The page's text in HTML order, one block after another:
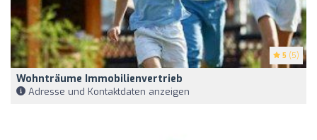
5 (5)
Wohnträume Immobilienvertrieb
Adresse und Kontaktdaten anzeigen